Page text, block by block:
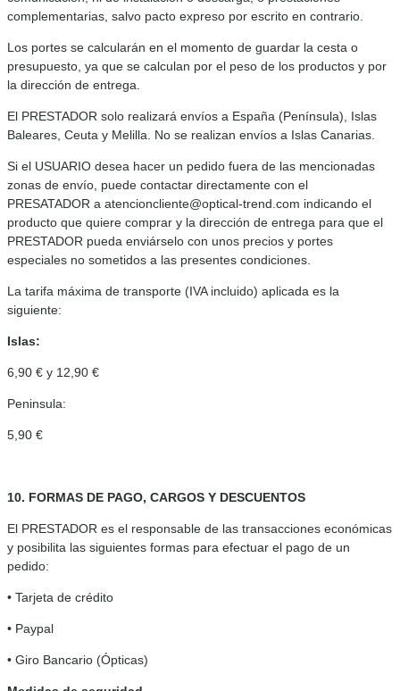
complementarias, salvo pacto expreso por escrito en contrario.
Los portes se calcularán en el momento de guardar la cesta o
presupuesto, ya que se calculan por el peso de los productos y por
la dirección de entrega.
El PRESTADOR solo realizará envíos a España (Península), Islas
Baleares, Ceuta y Melilla. No se realizan envíos a Islas Canarias.
Si el USUARIO desea hacer un pedido fuera de las mencionadas
zonas de envío, puede contactar directamente con el
PRESATADOR a atencioncliente@optical-trend.com indicando el
producto que quiere comprar y la dirección de entrega para que el
PRESTADOR pueda enviárselo con unos precios y portes
especiales no sometidos a las presentes condiciones.
La tarifa máxima de transporte (IVA incluido) aplicada es la
siguiente:
Islas:
6,90 € y 12,90 €
Peninsula:
5,90 €
10. FORMAS DE PAGO, CARGOS Y DESCUENTOS
El PRESTADOR es el responsable de las transacciones económicas
y posibilita las siguientes formas para efectuar el pago de un
pedido:
• Tarjeta de crédito
• Paypal
• Giro Bancario (Ópticas)